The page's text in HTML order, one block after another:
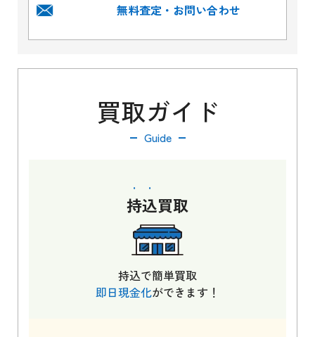
無料査定・お問い合わせ
買取ガイド
Guide
持込買取
持込で簡単買取
即日現金化ができます！